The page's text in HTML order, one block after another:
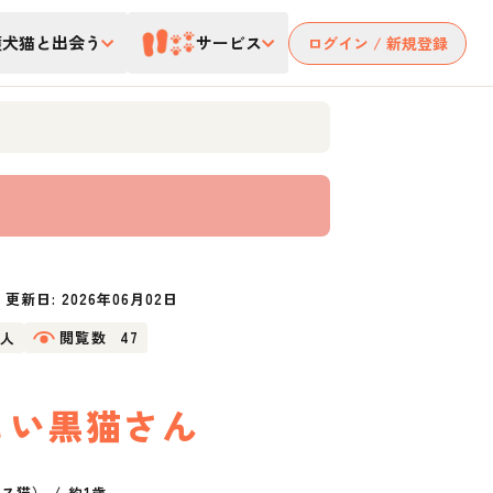
猫と出会う サービス ログイン / 新規登録
更新日: 2026年06月02日
閲覧数 47
黒猫さん